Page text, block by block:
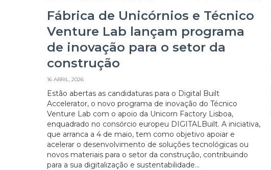
Fábrica de Unicórnios e Técnico
Venture Lab lançam programa
de inovação para o setor da
construção
16 ABRIL, 2026
Estão abertas as candidaturas para o Digital Built
Accelerator, o novo programa de inovação do Técnico
Venture Lab com o apoio da Unicorn Factory Lisboa,
enquadrado no consórcio europeu DIGITALBuilt. A iniciativa,
que arranca a 4 de maio, tem como objetivo apoiar e
acelerar o desenvolvimento de soluções tecnológicas ou
novos materiais para o setor da construção, contribuindo
para a sua digitalização e sustentabilidade...